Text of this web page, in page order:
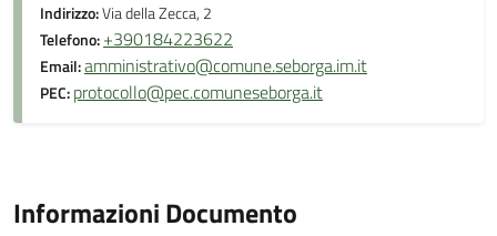
Indirizzo:Via della Zecca, 2
Telefono:+390184223622
Email:amministrativo@comune.seborga.im.it
PEC:protocollo@pec.comuneseborga.it
Informazioni Documento